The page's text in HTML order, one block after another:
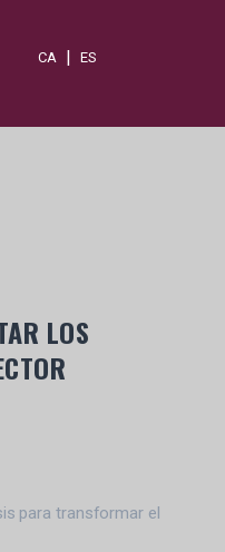
CA |ES
LOS
para transformar el